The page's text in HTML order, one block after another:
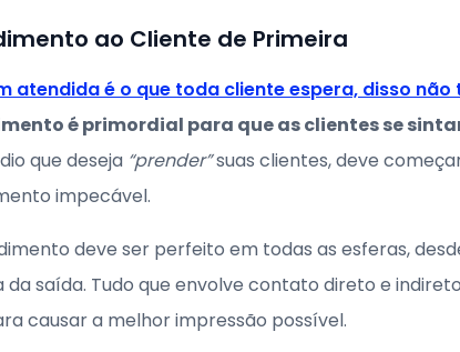
ao Cliente de Primeira
atendida é o que toda cliente espera, disso
é primordial para que as clientes se
que deseja “prender”suas clientes, deve
impecável.
deve ser perfeito em todas as esferas,
da saída. Tudo que envolve contato direto e
causar a melhor impressão possível.